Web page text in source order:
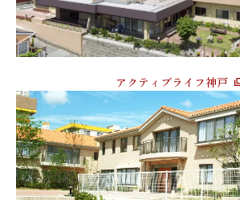
アクティブライフ神戸